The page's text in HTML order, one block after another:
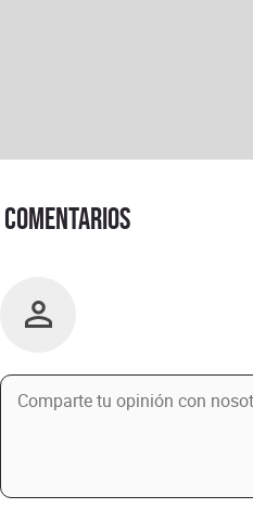
Comentarios